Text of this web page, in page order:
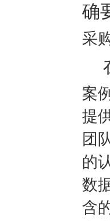
确
采
案
提
团
的
数
含